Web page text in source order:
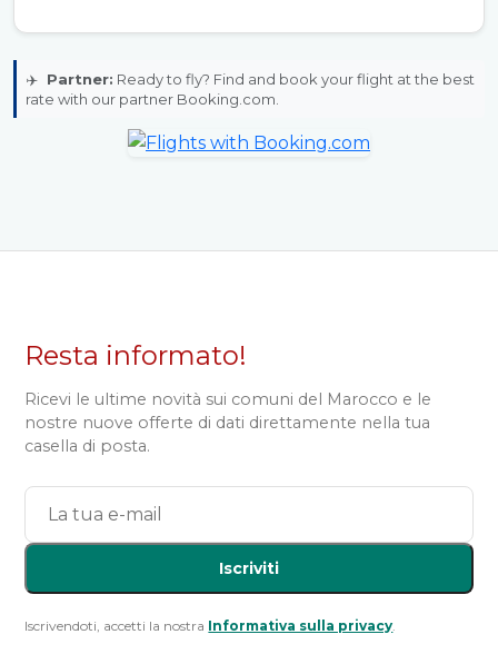
✈️ Partner: Ready to fly? Find and book your flight at the best
rate with our partner Booking.com.
Resta informato!
Ricevi le ultime novità sui comuni del Marocco e le
nostre nuove offerte di dati direttamente nella tua
casella di posta.
Iscriviti
Iscrivendoti, accetti la nostra Informativa sulla privacy